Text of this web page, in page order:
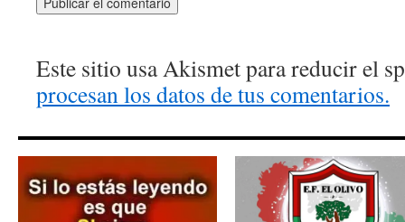
Este sitio usa Akismet para reducir el
procesan los datos de tus comentarios.